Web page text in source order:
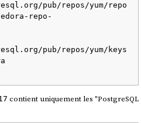
pub/repos/yum/repo
repo-
pub/repos/yum/keys
contient uniquement les "PostgreSQL